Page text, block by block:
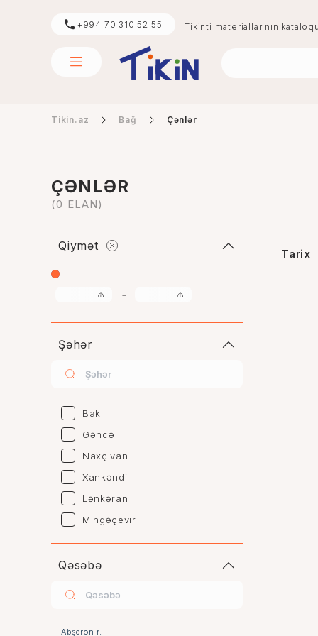
+994 70 310 52 55 Tikinti materiallarının
Tikin.az Bağ Çənlər
ÇƏNLƏR
(0 ELAN)
Qiymət
-
Şəhər
Bakı
Gəncə
Naxçıvan
Xankəndi
Lənkəran
Mingəçevir
Naftalan
Sumqayıt
Qəsəbə
Abşeron r.
Tarix